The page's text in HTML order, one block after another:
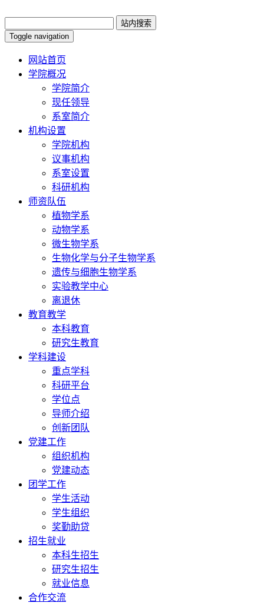
Toggle navigation
网站首页
学院概况
学院简介
现任领导
系室简介
机构设置
学院机构
议事机构
系室设置
科研机构
师资队伍
植物学系
动物学系
微生物学系
生物化学与分子生物学系
遗传与细胞生物学系
实验教学中心
离退休
教育教学
本科教育
研究生教育
学科建设
重点学科
科研平台
学位点
导师介绍
创新团队
党建工作
组织机构
党建动态
团学工作
学生活动
学生组织
奖勤助贷
招生就业
本科生招生
研究生招生
就业信息
合作交流